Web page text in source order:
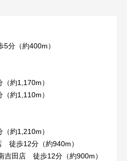
分（約400m）
約1,170m）
約1,110m）
約1,210m）
徒歩12分（約940m）
吉田店 徒歩12分（約900m）